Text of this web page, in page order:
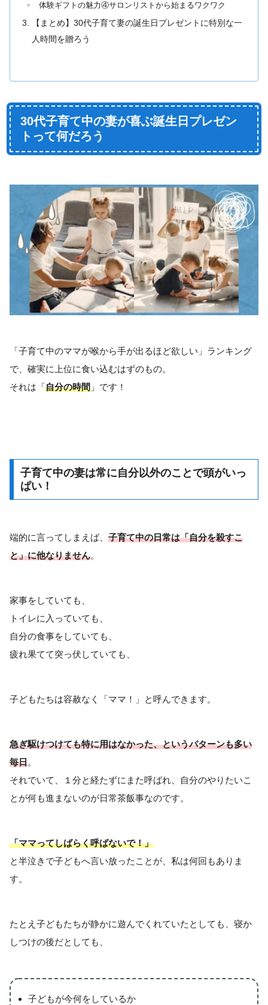
体験ギフトの魅力④サロンリストから始まるワクワク
【まとめ】30代子育て妻の誕生日プレゼントに特別な一
人時間を贈ろう
30代子育て中の妻が喜ぶ誕生日プレゼン
トって何だろう
「子育て中のママが喉から手が出るほど欲しい」ランキング
で、確実に上位に食い込むはずのもの。
それは「自分の時間 」です！
子育て中の妻は常に自分以外のことで頭がいっ
ぱい！
端的に言ってしまえば、 子育て中の日常は「自分を殺すこ
と」に他なりません。
家事をしていても、
トイレに入っていても、
自分の食事をしていても、
疲れ果てて突っ伏していても、
子どもたちは容赦なく「ママ！」と呼んできます。
急ぎ駆けつけても特に用はなかった、というパターンも多い
毎日。
それでいて、１分と経たずにまた呼ばれ、自分のやりたいこ
とが何も進まないのが日常茶飯事なのです。
「ママってしばらく呼ばないで！」
と半泣きで子どもへ言い放ったことが、私は何回もありま
す。
たとえ子どもたちが静かに遊んでくれていたとしても、寝か
しつけの後だとしても、
子どもが今何をしているか